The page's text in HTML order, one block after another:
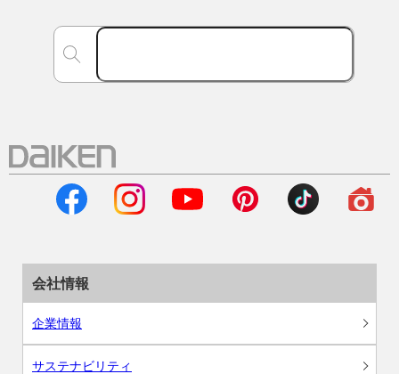
会社情報
企業情報
サステナビリティ